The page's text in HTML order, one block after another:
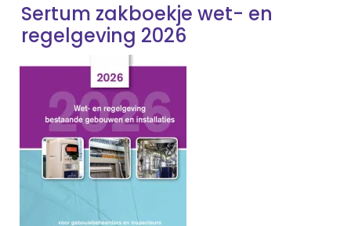
Sertum zakboekje wet- en
regelgeving 2026